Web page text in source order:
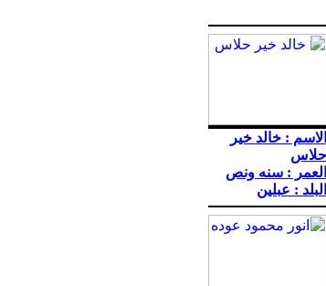
الاسم : خالد خير
حلاس
العمر : سنه ونص
البلد : عبلين